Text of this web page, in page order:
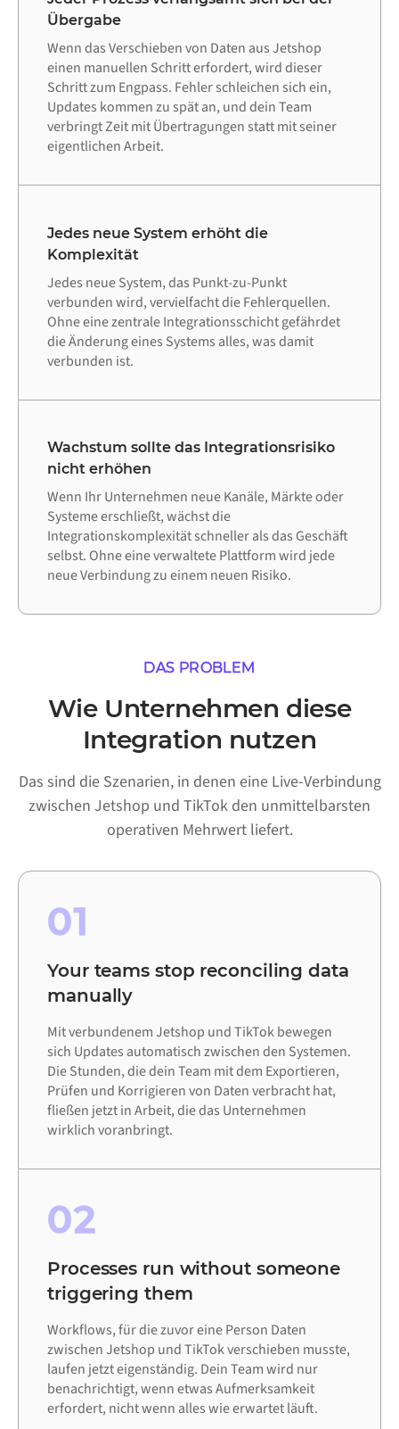
Übergabe
Wenn das Verschieben von Daten aus Jetshop
einen manuellen Schritt erfordert, wird dieser
Schritt zum Engpass. Fehler schleichen sich ein,
Updates kommen zu spät an, und dein Team
verbringt Zeit mit Übertragungen statt mit seiner
eigentlichen Arbeit.
Jedes neue System erhöht die
Komplexität
Jedes neue System, das Punkt-zu-Punkt
verbunden wird, vervielfacht die Fehlerquellen.
Ohne eine zentrale Integrationsschicht gefährdet
die Änderung eines Systems alles, was damit
verbunden ist.
Wachstum sollte das Integrationsrisiko
nicht erhöhen
Wenn Ihr Unternehmen neue Kanäle, Märkte oder
Systeme erschließt, wächst die
Integrationskomplexität schneller als das Geschäft
selbst. Ohne eine verwaltete Plattform wird jede
neue Verbindung zu einem neuen Risiko.
DAS PROBLEM
Wie Unternehmen diese
Integration nutzen
Das sind die Szenarien, in denen eine Live-Verbindung
zwischen Jetshop und TikTok den unmittelbarsten
operativen Mehrwert liefert.
01
Your teams stop reconciling data
manually
Mit verbundenem Jetshop und TikTok bewegen
sich Updates automatisch zwischen den Systemen.
Die Stunden, die dein Team mit dem Exportieren,
Prüfen und Korrigieren von Daten verbracht hat,
fließen jetzt in Arbeit, die das Unternehmen
wirklich voranbringt.
02
Processes run without someone
triggering them
Workflows, für die zuvor eine Person Daten
zwischen Jetshop und TikTok verschieben musste,
laufen jetzt eigenständig. Dein Team wird nur
benachrichtigt, wenn etwas Aufmerksamkeit
erfordert, nicht wenn alles wie erwartet läuft.